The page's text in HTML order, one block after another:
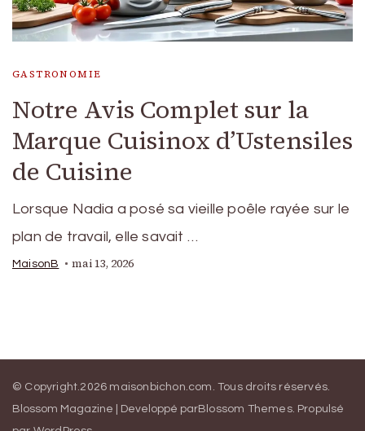
GASTRONOMIE
Notre Avis Complet sur la
Marque Cuisinox d’Ustensiles
de Cuisine
Lorsque Nadia a posé sa vieille poêle rayée sur le
plan de travail, elle savait …
MaisonB mai 13, 2026
© Copyright.2026 maisonbichon.com . Tous droits réservés.
Blossom Magazine | Developpé parBlossom Themes. Propulsé